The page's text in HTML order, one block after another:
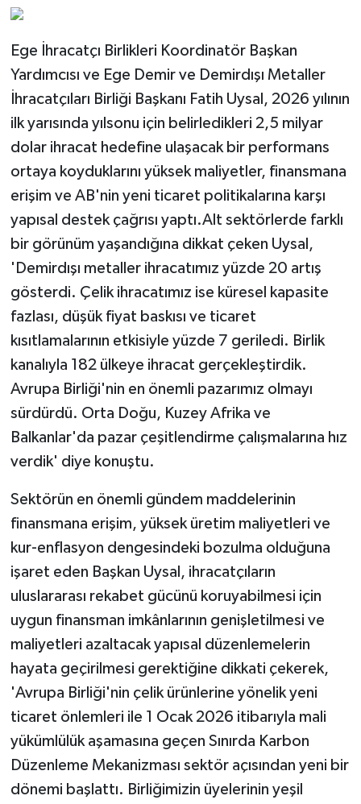
Ege İhracatçı Birlikleri Koordinatör Başkan
Yardımcısı ve Ege Demir ve Demirdışı Metaller
İhracatçıları Birliği Başkanı Fatih Uysal, 2026 yılının
ilk yarısında yılsonu için belirledikleri 2,5 milyar
dolar ihracat hedefine ulaşacak bir performans
ortaya koyduklarını yüksek maliyetler, finansmana
erişim ve AB'nin yeni ticaret politikalarına karşı
yapısal destek çağrısı yaptı.Alt sektörlerde farklı
bir görünüm yaşandığına dikkat çeken Uysal,
'Demirdışı metaller ihracatımız yüzde 20 artış
gösterdi. Çelik ihracatımız ise küresel kapasite
fazlası, düşük fiyat baskısı ve ticaret
kısıtlamalarının etkisiyle yüzde 7 geriledi. Birlik
kanalıyla 182 ülkeye ihracat gerçekleştirdik.
Avrupa Birliği'nin en önemli pazarımız olmayı
sürdürdü. Orta Doğu, Kuzey Afrika ve
Balkanlar'da pazar çeşitlendirme çalışmalarına hız
verdik' diye konuştu.
Sektörün en önemli gündem maddelerinin
finansmana erişim, yüksek üretim maliyetleri ve
kur-enflasyon dengesindeki bozulma olduğuna
işaret eden Başkan Uysal, ihracatçıların
uluslararası rekabet gücünü koruyabilmesi için
uygun finansman imkânlarının genişletilmesi ve
maliyetleri azaltacak yapısal düzenlemelerin
hayata geçirilmesi gerektiğine dikkati çekerek,
'Avrupa Birliği'nin çelik ürünlerine yönelik yeni
ticaret önlemleri ile 1 Ocak 2026 itibarıyla mali
yükümlülük aşamasına geçen Sınırda Karbon
Düzenleme Mekanizması sektör açısından yeni bir
dönemi başlattı. Birliğimizin üyelerinin yeşil